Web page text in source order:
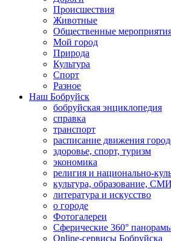
Происшествия
Животные
Общественные
Мой город
Природа
Культура
Спорт
Разное
Наш Бобруйск
бобруйская энциклопедия
справка
транспорт
расписание движения
здоровье, спорт, туризм
экономика
религия и национально-
культура, образование, СМИ
литература и искусство
о городе
Фотогалереи
Сферические 360°
Online-сервисы Бобруйска